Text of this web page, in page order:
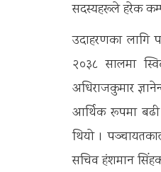
सदस्यहरूले हरेक
उदाहरणका लागि
२०३८ सालमा
अधिराजकुमार
आर्थिक रूपमा बढी
थियो ।
सचिव हंशमान